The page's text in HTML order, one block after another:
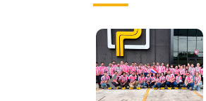
Previous